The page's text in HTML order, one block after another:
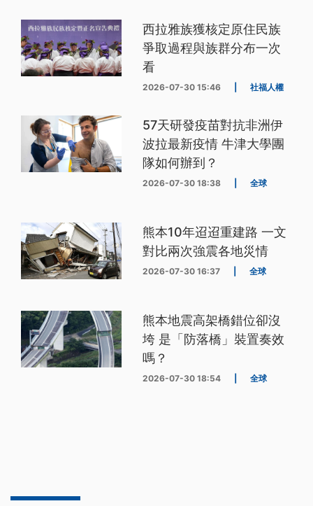
西拉雅族獲核定原住民族
爭取過程與族群分布一次
看
2026-07-30 15:46 社福人權
57天研發疫苗對抗非洲伊
波拉最新疫情 牛津大學團
隊如何辦到？
2026-07-30 18:38 全球
熊本10年迢迢重建路 一文
對比兩次強震各地災情
2026-07-30 16:37 全球
熊本地震高架橋錯位卻沒
垮 是「防落橋」裝置奏效
嗎？
2026-07-30 18:54 全球